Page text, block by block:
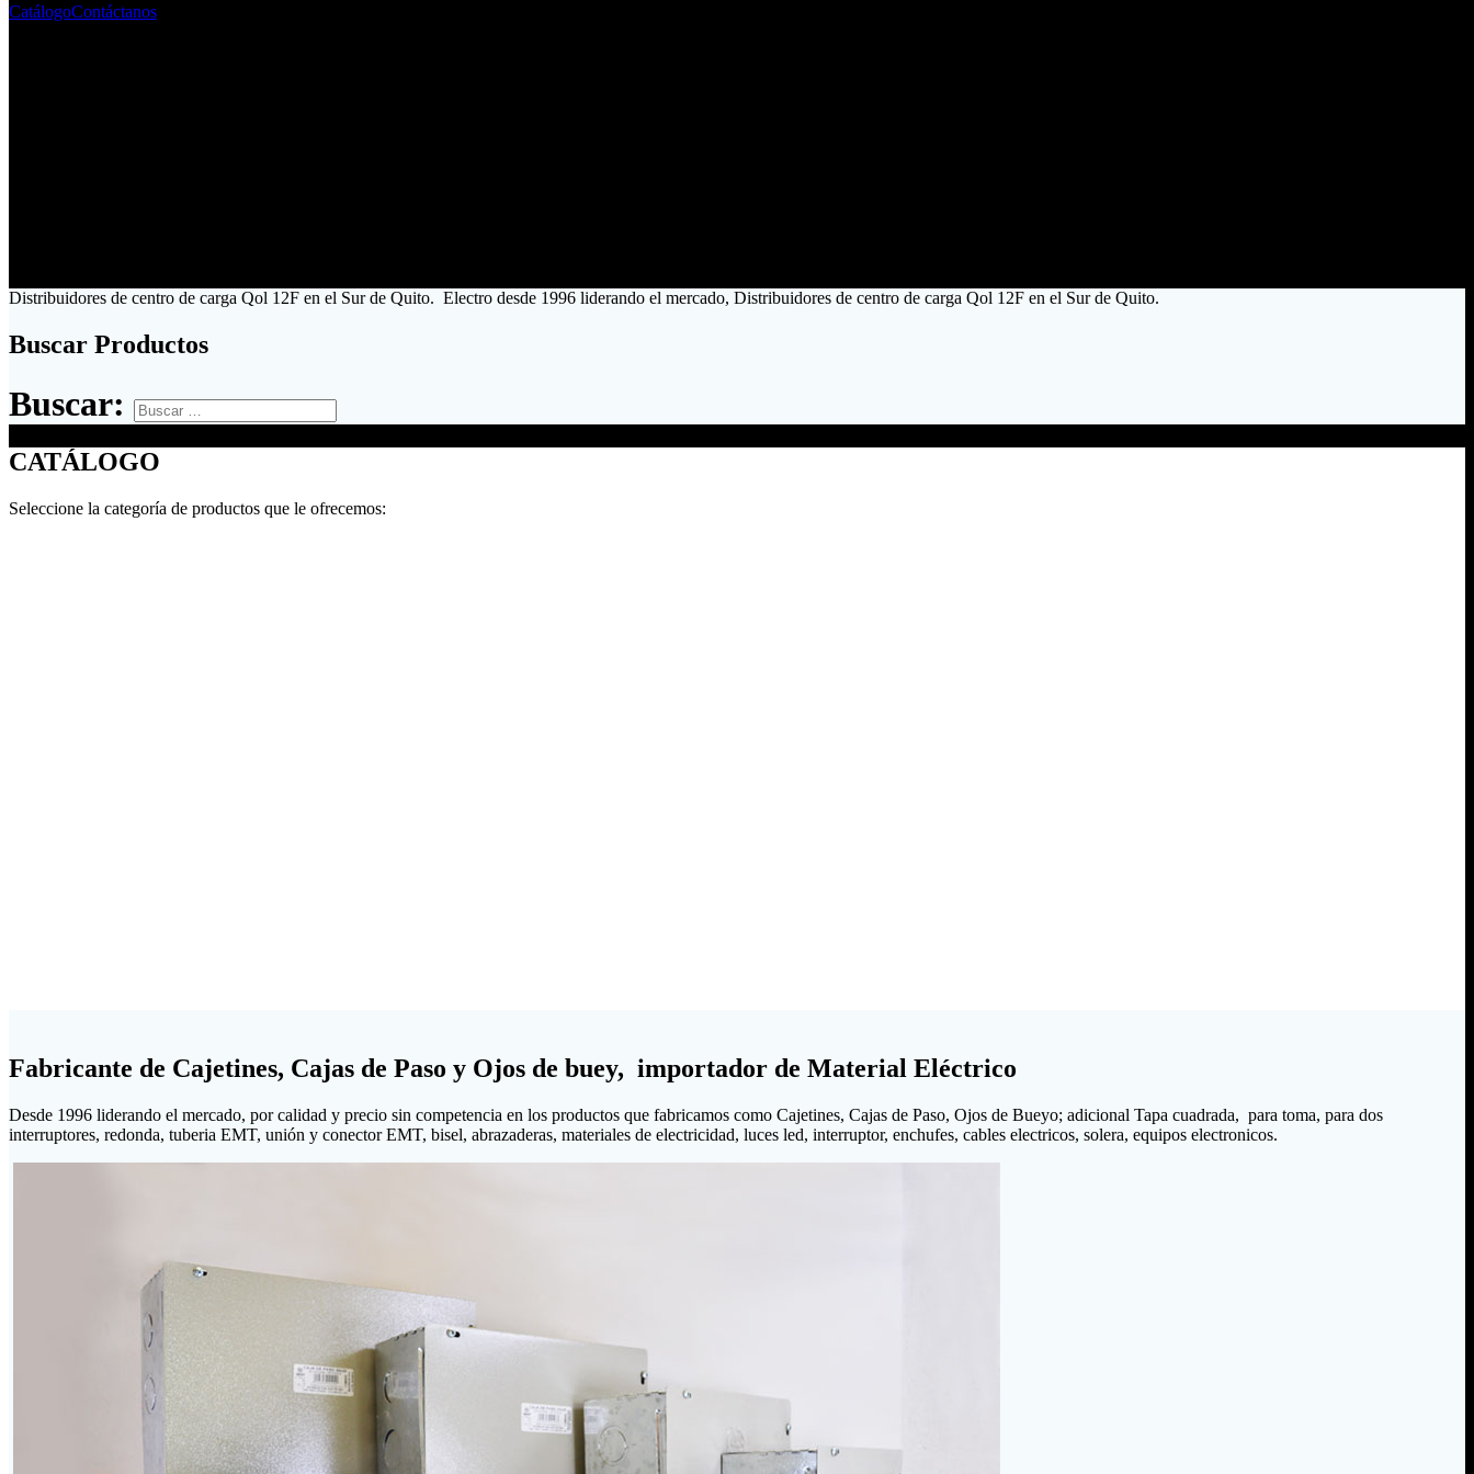
CatálogoContáctanos
Distribuidores de centro de carga Qol 12F en el Sur de Quito. Electro desde 1996 liderando el mercado, Distribuidores de centro de carga Qol 12F en el Sur de Quito.
Buscar Productos
Buscar:
CATÁLOGO
Seleccione la categoría de productos que le ofrecemos:
Fabricante de Cajetines, Cajas de Paso y Ojos de buey, importador de Material Eléctrico
Desde 1996 liderando el mercado, por calidad y precio sin competencia en los productos que fabricamos como Cajetines, Cajas de Paso, Ojos de Bueyo; adicional Tapa cuadrada, para toma, para dos
interruptores, redonda, tuberia EMT, unión y conector EMT, bisel, abrazaderas, materiales de electricidad, luces led, interruptor, enchufes, cables electricos, solera, equipos electronicos.